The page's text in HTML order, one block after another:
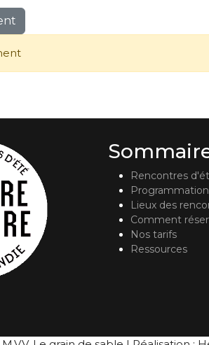
Rencontres
Lieux des
Comment
Nos tarifs
Ressources